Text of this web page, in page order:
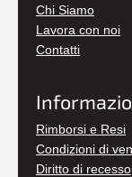
Chi Siamo
Lavora con noi
Contatti
Rimborsi e Resi
Condizioni di
Diritto di recesso